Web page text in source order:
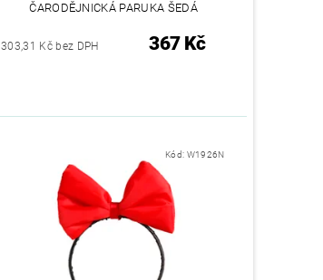
ČARODĚJNICKÁ PARUKA ŠEDÁ
303,31 Kč bez DPH 367 Kč
Kód: W1926N